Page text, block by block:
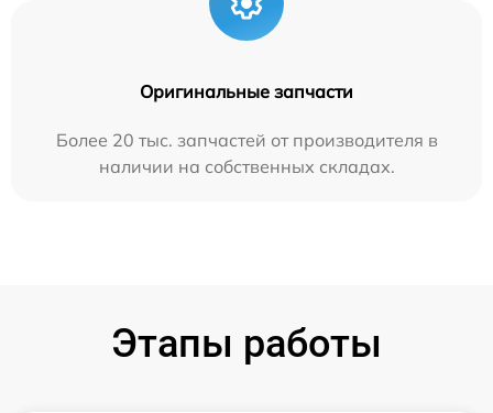
Оригинальные запчасти
Более 20 тыс. запчастей от производителя в
наличии на собственных складах.
Этапы работы